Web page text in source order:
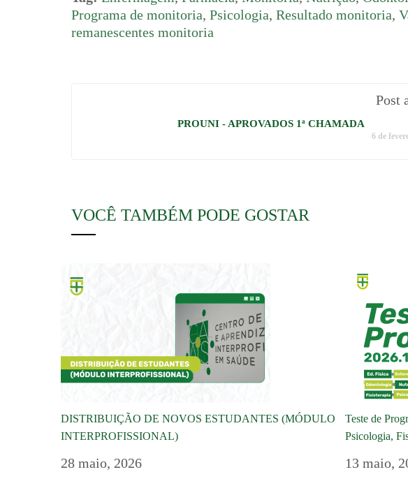
Programa de monitoria, Psicologia, Resultado monitoria,
remanescentes monitoria
Post
PROUNI - APROVADOS 1ª CHAMADA
6 de
VOCÊ TAMBÉM PODE GOSTAR
DISTRIBUIÇÃO DE NOVOS ESTUDANTES (MÓDULO
INTERPROFISSIONAL)
28 maio, 2026
Teste de
Psicologia,
13 maio,